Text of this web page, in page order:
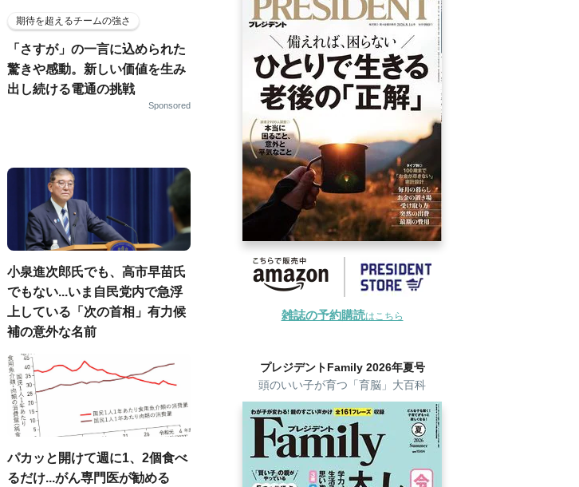
期待を超えるチームの強さ
「さすが」の一言に込められた
驚きや感動。新しい価値を生み
出し続ける電通の挑戦
Sponsored
小泉進次郎氏でも、高市早苗氏
でもない...いま自民党内で急浮
上している「次の首相」有力候
補の意外な名前
パカッと開けて週に1、2個食べ
るだけ...がん専門医が勧める
雑誌の予約購読はこちら
プレジデントFamily 2026年夏号
頭のいい子が育つ「育脳」大百科